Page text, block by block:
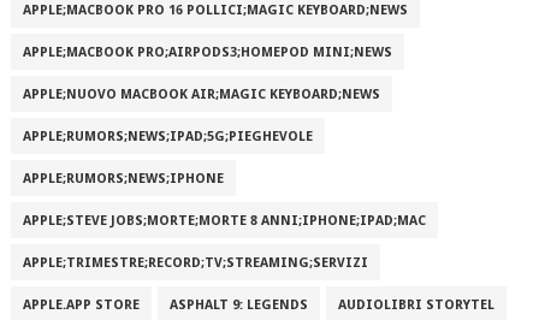
APPLE;MACBOOK PRO 16 POLLICI;MAGIC KEYBOARD;NEWS
APPLE;MACBOOK PRO;AIRPODS3;HOMEPOD MINI;NEWS
APPLE;NUOVO MACBOOK AIR;MAGIC KEYBOARD;NEWS
APPLE;RUMORS;NEWS;IPAD;5G;PIEGHEVOLE
APPLE;RUMORS;NEWS;IPHONE
APPLE;STEVE JOBS;MORTE;MORTE 8 ANNI;IPHONE;IPAD;MAC
APPLE;TRIMESTRE;RECORD;TV;STREAMING;SERVIZI
APPLE.APP STORE ASPHALT 9: LEGENDS AUDIOLIBRI STORYTEL